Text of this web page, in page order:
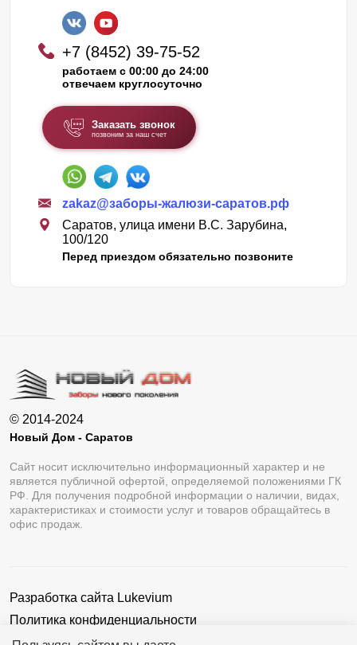
+7 (8452) 39-75-52
работаем с 00:00 до 24:00
отвечаем круглосуточно
Заказать звонок
позвоним за наш счет
zakaz@заборы-жалюзи-саратов.рф
Саратов, улица имени В.С. Зарубина,
100/120
Перед приездом обязательно позвоните
© 2014-2024
Новый Дом - Саратов
Сайт носит исключительно информационный характер и не
является публичной офертой, определяемой положениями ГК
РФ. Для получения подробной информации о наличии, видах,
характеристиках и стоимости услуг и товаров обращайтесь в
офис продаж.
Разработка сайта Lukevium
Политика конфиденциальности
Пользовательское соглашение